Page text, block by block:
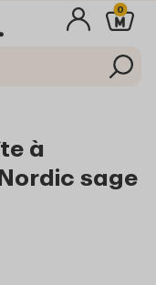
0
à
sage